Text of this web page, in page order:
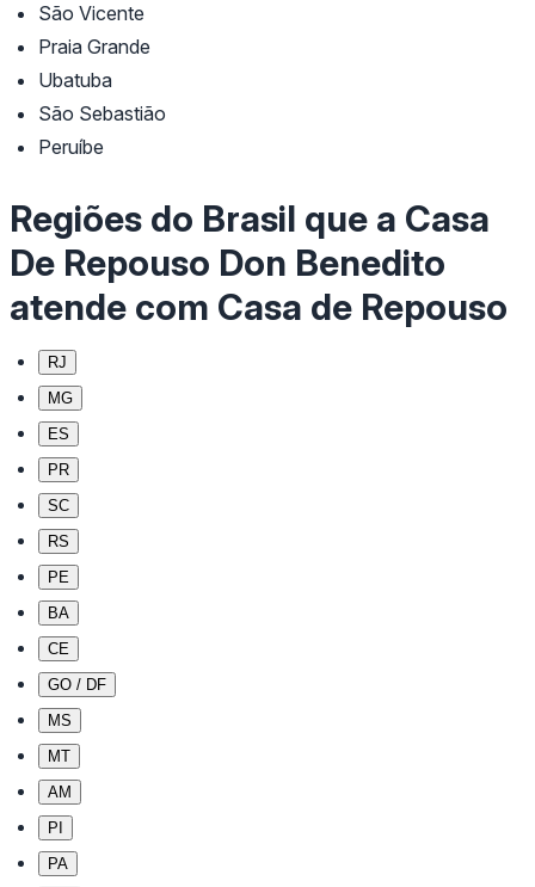
São Vicente
Praia Grande
Ubatuba
São Sebastião
Peruíbe
Regiões do Brasil que a Casa
De Repouso Don Benedito
atende com Casa de Repouso
RJ
MG
ES
PR
SC
RS
PE
BA
CE
GO / DF
MS
MT
AM
PI
PA